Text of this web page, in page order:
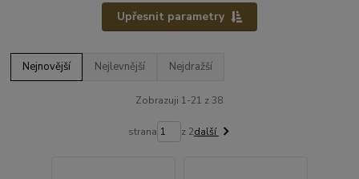
Upřesnit parametry
Nejnovější Nejlevnější Nejdražší
Zobrazuji 1-21 z 38
strana z 2další